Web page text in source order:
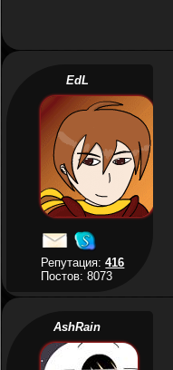
EdL
Репутация:416
Постов: 8073
AshRain